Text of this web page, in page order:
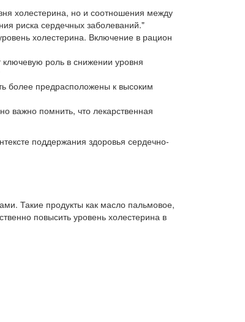
холестерина, но и соотношения между
риска сердечных заболеваний."
холестерина. Включение в рацион
роль в снижении уровня
более предрасположены к высоким
важно помнить, что лекарственная
поддержания здоровья сердечно-
Такие продукты как масло пальмовое,
повысить уровень холестерина в